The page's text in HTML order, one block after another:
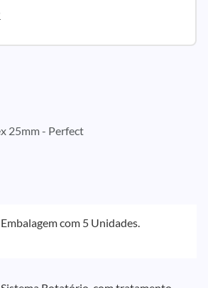
25mm - Perfect
Embalagem com 5 Unidades.